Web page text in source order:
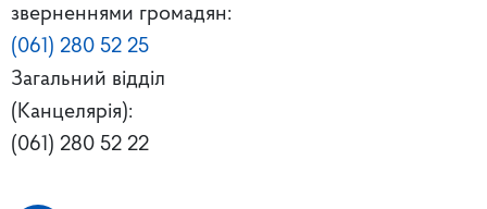
зверненнями громадян:
(061) 280 52 25
Загальний відділ
(Канцелярія):
(061) 280 52 22